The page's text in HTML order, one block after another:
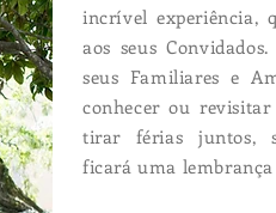
incrível experiência,
aos seus
seus Familiares e
conhecer ou
tirar férias juntos,
ficará uma